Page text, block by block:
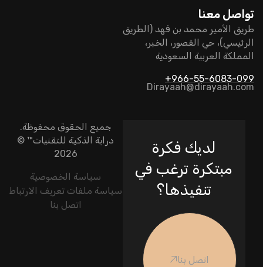
تواصل معنا
طريق الأمير محمد بن فهد (الطريق
الرئيسي)، حي القصور، الخبر،
المملكة العربية السعودية
966-55-6083-099+
Dirayaah@dirayaah.com
جميع الحقوق محفوظة.
دراية الذكية للتقنيات™ ©
2026
سياسة الخصوصية
سياسة ملفات تعريف الارتباط
اتصل بنا
لديك فكرة
مبتكرة ترغب في
تنفيذها؟
اتصل بنا